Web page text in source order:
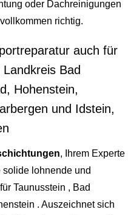
oder Dachreinigungen
richtig.
auch für
Bad
Hohenstein,
und Idstein,
, Ihrem Experte
lohnende und
Taunusstein , Bad
. Auszeichnet sich